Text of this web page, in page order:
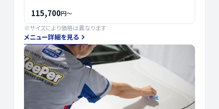
115,700円〜
※サイズにより価格は異なります
メニュー詳細を見る